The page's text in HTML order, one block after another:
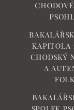
KAPITOLA
CHODSKÝ
A